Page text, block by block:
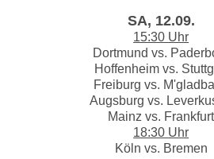
SA, 12.09.
15:30 Uhr
Dortmund vs.
Hoffenheim vs.
Freiburg vs.
Augsburg vs.
Mainz vs. Frankfurt
18:30 Uhr
Köln vs. Bremen